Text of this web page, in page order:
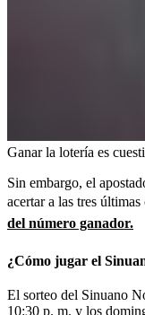
Ganar la lotería es
Sin embargo, el
acertar a las tres últimas
del número ganador.
¿Cómo jugar el
El sorteo del Sinuano
10:30 p. m. y los